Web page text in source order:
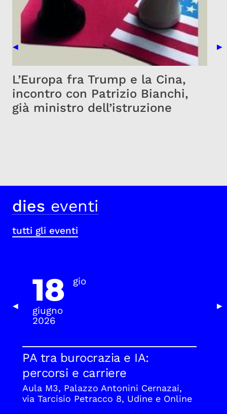
Previous Slide
◀ ▶
L’Europa fra Trump e la Cina,
incontro con Patrizio Bianchi,
già ministro dell’istruzione
Previous Slide
◀ ▶
dies eventi
tutti gli eventi
18 gio
giugno
2026
PA tra burocrazia e IA:
percorsi e carriere
Aula M3, Palazzo Antonini Cernazai,
via Tarcisio Petracco 8, Udine e Online